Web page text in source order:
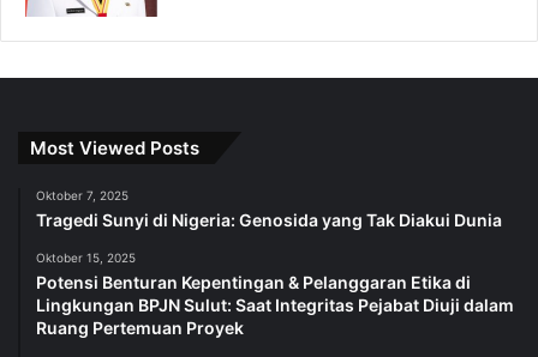
Most Viewed Posts
Oktober 7, 2025
Tragedi Sunyi di Nigeria: Genosida yang Tak Diakui Dunia
Oktober 15, 2025
Potensi Benturan Kepentingan & Pelanggaran Etika di
Lingkungan BPJN Sulut: Saat Integritas Pejabat Diuji dalam
Ruang Pertemuan Proyek